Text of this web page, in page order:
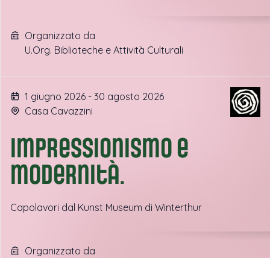
Organizzato da
U.Org. Biblioteche e Attività Culturali
1 giugno 2026 - 30 agosto 2026
Casa Cavazzini
Impressionismo e
modernità.
Capolavori dal Kunst Museum di Winterthur
Organizzato da